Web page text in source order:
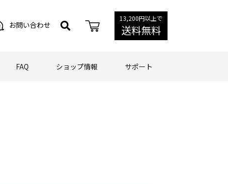
お問い合わせ
13,200円以上で
送料無料
FAQ ショップ情報 サポート